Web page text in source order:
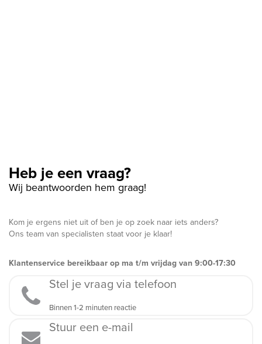
Heb je een vraag?
Wij beantwoorden hem graag!
Kom je ergens niet uit of ben je op zoek naar iets anders?
Ons team van specialisten staat voor je klaar!
Klantenservice bereikbaar op ma t/m vrijdag van 9:00-17:30
Stel je vraag via telefoon
Binnen 1-2 minuten reactie
Stuur een e-mail